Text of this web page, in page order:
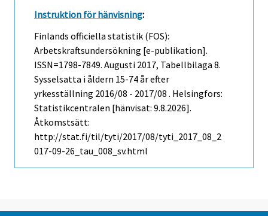
Instruktion för hänvisning:
Finlands officiella statistik (FOS):
Arbetskraftsundersökning [e-publikation].
ISSN=1798-7849. Augusti 2017, Tabellbilaga 8.
Sysselsatta i åldern 15-74 år efter
yrkesställning 2016/08 - 2017/08 . Helsingfors:
Statistikcentralen [hänvisat: 9.8.2026].
Åtkomstsätt:
http://stat.fi/til/tyti/2017/08/tyti_2017_08_2
017-09-26_tau_008_sv.html